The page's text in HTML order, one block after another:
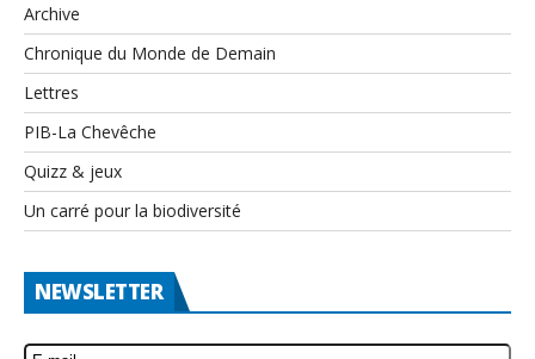
Archive
Chronique du Monde de Demain
Lettres
PIB-La Chevêche
Quizz & jeux
Un carré pour la biodiversité
NEWSLETTER